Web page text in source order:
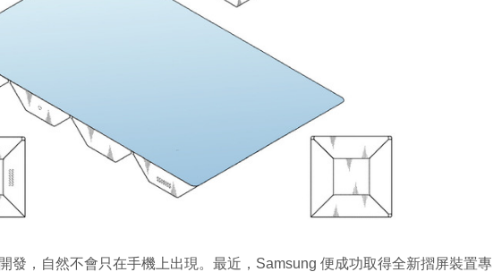
發，自然不會只在手機上出現。最近，Samsung 便成功取得全新摺屏裝置專